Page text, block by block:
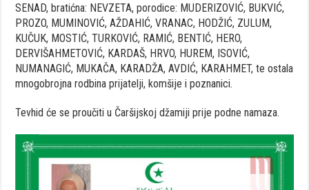
SENAD, bratićna: NEVZETA, porodice: MUDERIZOVIĆ, BUKVIĆ,
PROZO, MUMINOVIĆ, AŽDAHIĆ, VRANAC, HODŽIĆ, ZULUM,
KUČUK, MOSTIĆ, TURKOVIĆ, RAMIĆ, BENTIĆ, HERO,
DERVIŠAHMETOVIĆ, KARDAŠ, HRVO, HUREM, ISOVIĆ,
NUMANAGIĆ, MUKAČA, KARADŽA, AVDIĆ, KARAHMET, te ostala
mnogobrojna rodbina prijatelji, komšije i poznanici.
Tevhid će se proučiti u Čaršijskoj džamiji prije podne namaza.